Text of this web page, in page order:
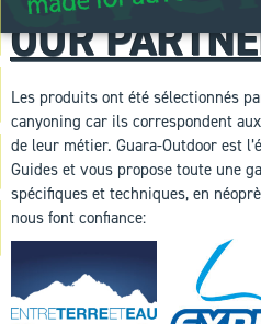
OUR
Les produits ont été sélectionnés
canyoning car ils correspondent
de leur métier. Guara-Outdoor est
Guides et vous propose toute une
spécifiques et techniques, en
nous font confiance: